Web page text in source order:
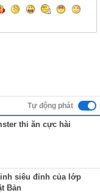
Tự động phát
thi ăn cực hài
siêu đỉnh của lớp
Bản